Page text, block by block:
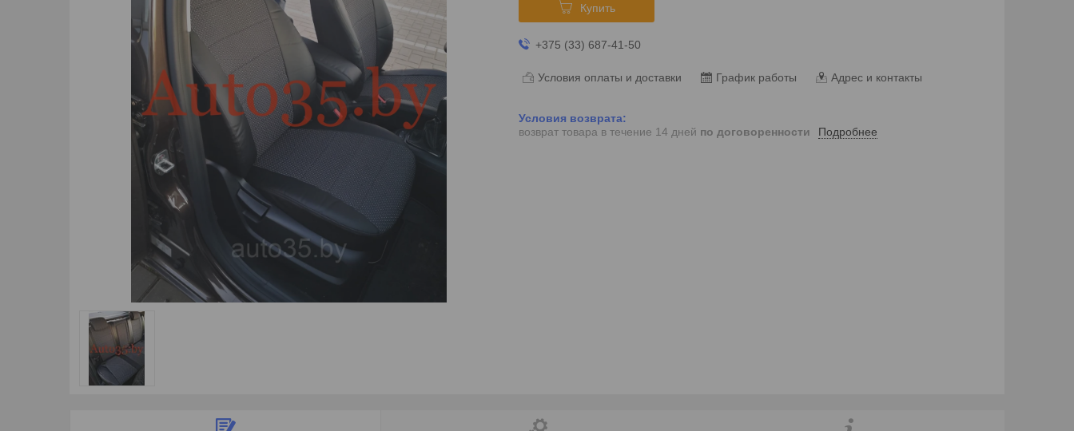
Купить
+375 (33) 687-41-50
Условия оплаты и доставки График работы Адрес и контакты
возврат товара в течение 14 дней по договоренности Подробнее